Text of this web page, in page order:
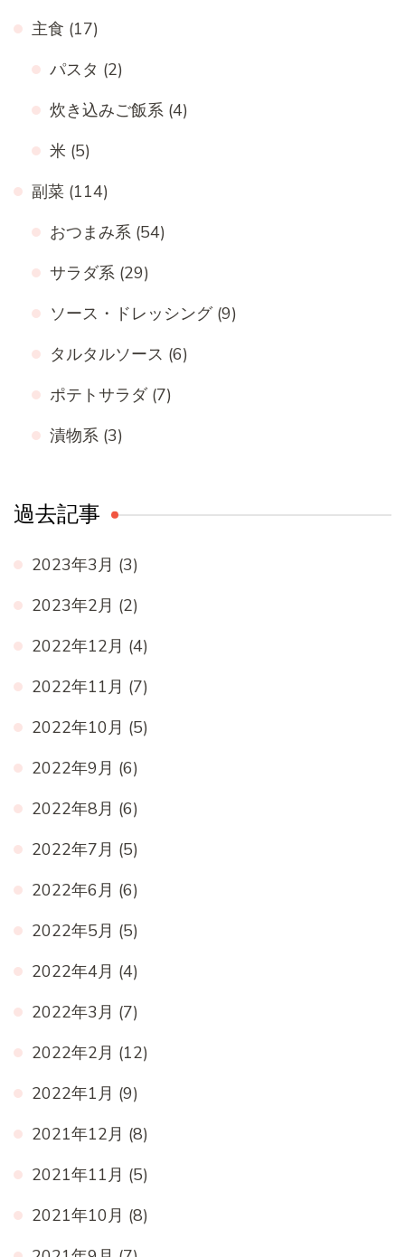
主食 (17)
パスタ (2)
炊き込みご飯系 (4)
米 (5)
副菜 (114)
おつまみ系 (54)
サラダ系 (29)
ソース・ドレッシング(9)
タルタルソース (6)
ポテトサラダ (7)
漬物系 (3)
過去記事
2023年3月 (3)
2023年2月 (2)
2022年12月 (4)
2022年11月 (7)
2022年10月 (5)
2022年9月 (6)
2022年8月 (6)
2022年7月 (5)
2022年6月 (6)
2022年5月 (5)
2022年4月 (4)
2022年3月 (7)
2022年2月 (12)
2022年1月 (9)
2021年12月 (8)
2021年11月 (5)
2021年10月 (8)